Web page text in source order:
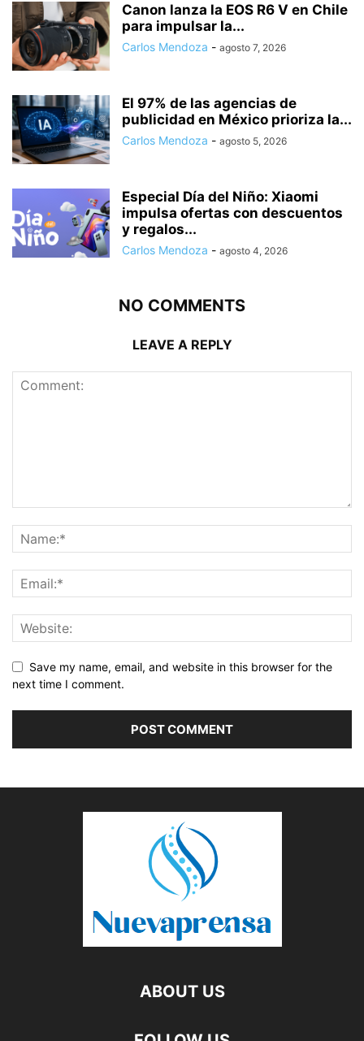
Canon lanza la EOS R6 V en Chile
para impulsar la...
Carlos Mendoza - agosto 7, 2026
El 97% de las agencias de
publicidad en México prioriza la...
Carlos Mendoza - agosto 5, 2026
Especial Día del Niño: Xiaomi
impulsa ofertas con descuentos
y regalos...
Carlos Mendoza - agosto 4, 2026
NO COMMENTS
LEAVE A REPLY
Save my name, email, and website in this browser for the
next time I comment.
ABOUT US